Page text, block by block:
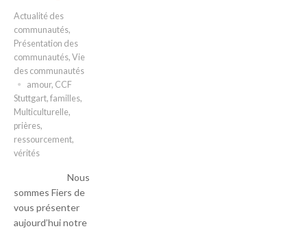
Actualité des
communautés,
Présentation des
communautés, Vie
des communautés
amour, CCF
Stuttgart, familles,
Multiculturelle,
prières,
ressourcement,
vérités
Nous
sommes Fiers de
vous présenter
aujourd’hui notre